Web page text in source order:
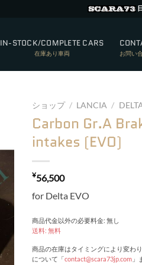
IN-STOCK/COMPLETE CARS
在庫あり車両 お問い
ショップ / LANCIA /
Carbon Gr.A
intakes (EVO)
¥56,500
for Delta EVO
商品代金以外の必要料金: 無し
送料: 無料
商品の在庫はタイミングにより変わ
について「contact@scara73jp.com 」